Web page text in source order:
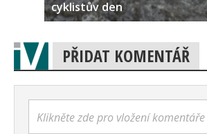
cyklistův den
PŘIDAT KOMENTÁŘ
Klikněte zde pro vložení komentáře